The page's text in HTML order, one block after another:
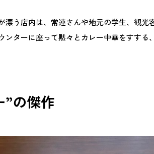
漂う店内は、常連さんや地元の学生、観光
ターに座って黙々とカレー中華をすする
の傑作